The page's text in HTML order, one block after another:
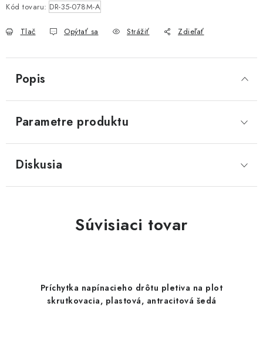
Kód tovaru: DR-35-078M-A
Tlač Opýtať sa Strážiť Zdieľať
Popis
Parametre produktu
Diskusia
Súvisiaci tovar
Príchytka napínacieho drôtu pletiva na plot
skrutkovacia, plastová, antracitová šedá